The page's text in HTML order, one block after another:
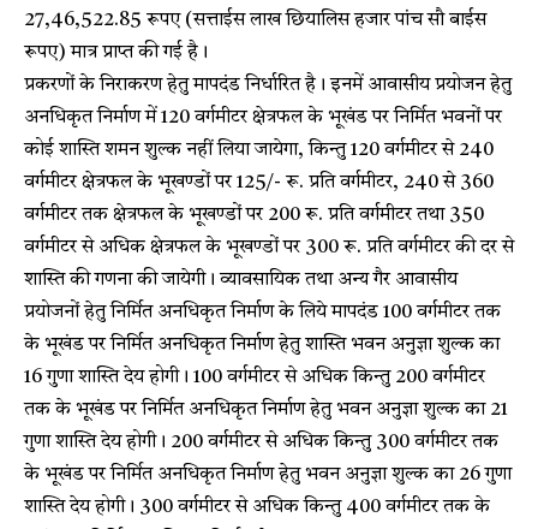
27,46,522.85 रूपए (सत्ताईस लाख छियालिस हजार पांच सौ बाईस
रूपए) मात्र प्राप्त की गई है।
प्रकरणों के निराकरण हेतु मापदंड निर्धारित है। इनमें आवासीय प्रयोजन हेतु
अनधिकृत निर्माण में 120 वर्गमीटर क्षेत्रफल के भूखंड पर निर्मित भवनों पर
कोई शास्ति शमन शुल्क नहीं लिया जायेगा, किन्तु 120 वर्गमीटर से 240
वर्गमीटर क्षेत्रफल के भूखण्डों पर 125/- रू. प्रति वर्गमीटर, 240 से 360
वर्गमीटर तक क्षेत्रफल के भूखण्डों पर 200 रू. प्रति वर्गमीटर तथा 350
वर्गमीटर से अधिक क्षेत्रफल के भूखण्डों पर 300 रू. प्रति वर्गमीटर की दर से
शास्ति की गणना की जायेगी। व्यावसायिक तथा अन्य गैर आवासीय
प्रयोजनों हेतु निर्मित अनधिकृत निर्माण के लिये मापदंड 100 वर्गमीटर तक
के भूखंड पर निर्मित अनधिकृत निर्माण हेतु शास्ति भवन अनुज्ञा शुल्क का
16 गुणा शास्ति देय होगी। 100 वर्गमीटर से अधिक किन्तु 200 वर्गमीटर
तक के भूखंड पर निर्मित अनधिकृत निर्माण हेतु भवन अनुज्ञा शुल्क का 21
गुणा शास्ति देय होगी। 200 वर्गमीटर से अधिक किन्तु 300 वर्गमीटर तक
के भूखंड पर निर्मित अनधिकृत निर्माण हेतु भवन अनुज्ञा शुल्क का 26 गुणा
शास्ति देय होगी। 300 वर्गमीटर से अधिक किन्तु 400 वर्गमीटर तक के